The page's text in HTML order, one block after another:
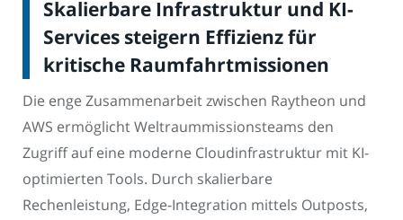
Skalierbare Infrastruktur und KI-
Services steigern Effizienz für
kritische Raumfahrtmissionen
Die enge Zusammenarbeit zwischen Raytheon und
AWS ermöglicht Weltraummissionsteams den
Zugriff auf eine moderne Cloudinfrastruktur mit KI-
optimierten Tools. Durch skalierbare
Rechenleistung, Edge-Integration mittels Outposts,